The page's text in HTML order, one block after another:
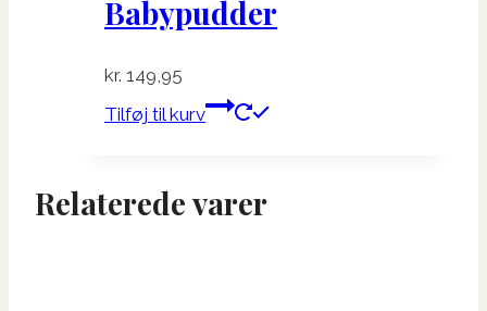
Babypudder
kr. 149,95
Tilføj til kurv
Relaterede varer